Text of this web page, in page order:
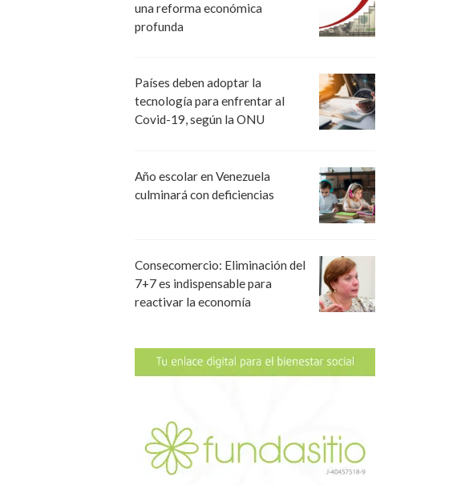
una reforma económica
profunda
Países deben adoptar la
tecnología para enfrentar al
Covid-19, según la ONU
Año escolar en Venezuela
culminará con deficiencias
Consecomercio: Eliminación del
7+7 es indispensable para
reactivar la economía